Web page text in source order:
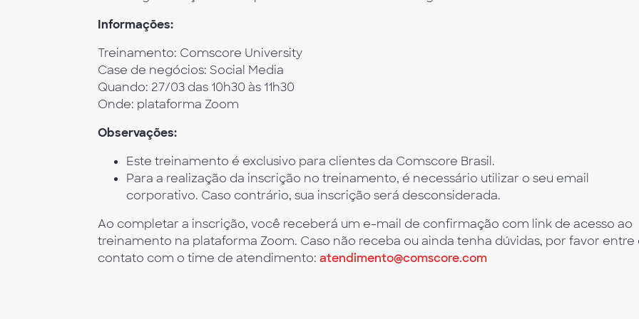
Informações:
Treinamento: Comscore University
Case de negócios: Social Media
Quando: 27/03 das 10h30 às 11h30
Onde: plataforma Zoom
Observações:
Este treinamento é exclusivo para clientes da Comscore Brasil.
Para a realização da inscrição no treinamento, é necessário utilizar o seu email
corporativo. Caso contrário, sua inscrição será desconsiderada.
Ao completar a inscrição, você receberá um e-mail de confirmação com link de acesso ao
treinamento na plataforma Zoom. Caso não receba ou ainda tenha dúvidas, por favor entre
contato com o time de atendimento: atendimento@comscore.com